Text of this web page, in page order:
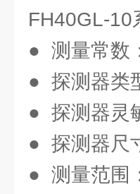
FH40GL-10
● 测量常数
● 探测器类
● 探测器灵
● 探测器尺
● 测量范围